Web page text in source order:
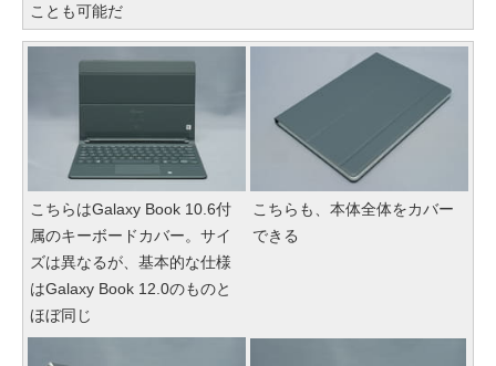
ことも可能だ
こちらはGalaxy Book 10.6付
属のキーボードカバー。サイ
ズは異なるが、基本的な仕様
はGalaxy Book 12.0のものと
ほぼ同じ
こちらも、本体全体をカバー
できる